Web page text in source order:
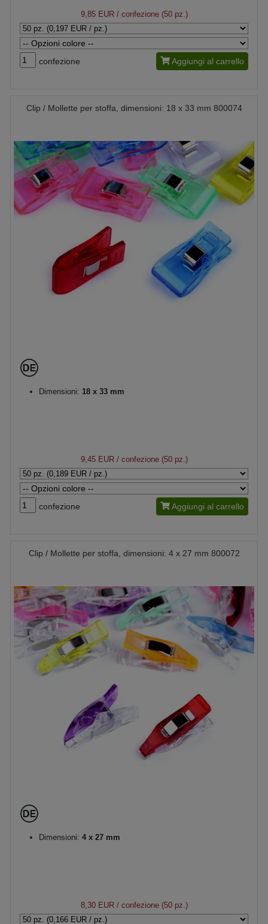
9,85 EUR/ confezione (50 pz.)
confezione Aggiungi al carrello
Clip / Mollette per stoffa, dimensioni: 18 x 33 mm 800074
Dimensioni: 18 x 33 mm
9,45 EUR/ confezione (50 pz.)
confezione Aggiungi al carrello
Clip / Mollette per stoffa, dimensioni: 4 x 27 mm 800072
Dimensioni: 4 x 27 mm
8,30 EUR/ confezione (50 pz.)